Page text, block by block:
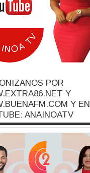
POR
Y
Y EN
ANAINOATV